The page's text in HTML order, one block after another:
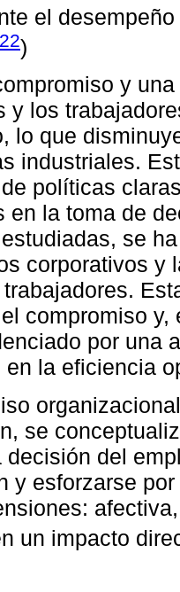
el
)
y
y los
lo que
industriales.
políticas
en la toma de
se
corporativos y
compromiso
por una
en la eficiencia
se
decisión del
y esforzarse
un impacto